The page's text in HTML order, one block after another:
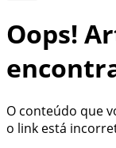
Oops!
O conteúdo que
o link está